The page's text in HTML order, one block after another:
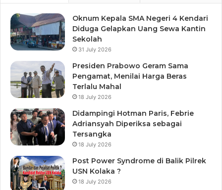
Oknum Kepala SMA Negeri 4 Kendari
Diduga Gelapkan Uang Sewa Kantin
Sekolah
31 July 2026
Presiden Prabowo Geram Sama
Pengamat, Menilai Harga Beras
Terlalu Mahal
18 July 2026
Didampingi Hotman Paris, Febrie
Adriansyah Diperiksa sebagai
Tersangka
18 July 2026
Post Power Syndrome di Balik Pilrek
USN Kolaka ?
18 July 2026